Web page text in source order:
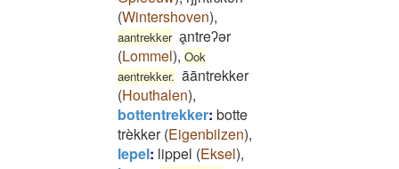
(Wintershoven),
aantrekker ḁntreʔər
(Lommel), Ook
aentrekker. āāntrekker
(Houthalen),
bottentrekker: botte
trèkker(Eigenbilzen),
lepel: lippel (Eksel),